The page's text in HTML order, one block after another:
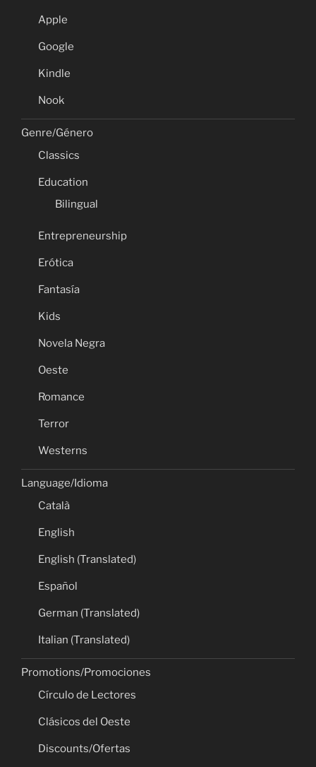
Apple
Google
Kindle
Nook
Genre/Género
Classics
Education
Bilingual
Entrepreneurship
Erótica
Fantasía
Kids
Novela Negra
Oeste
Romance
Terror
Westerns
Language/Idioma
Català
English
English (Translated)
Español
German (Translated)
Italian (Translated)
Promotions/Promociones
Círculo de Lectores
Clásicos del Oeste
Discounts/Ofertas